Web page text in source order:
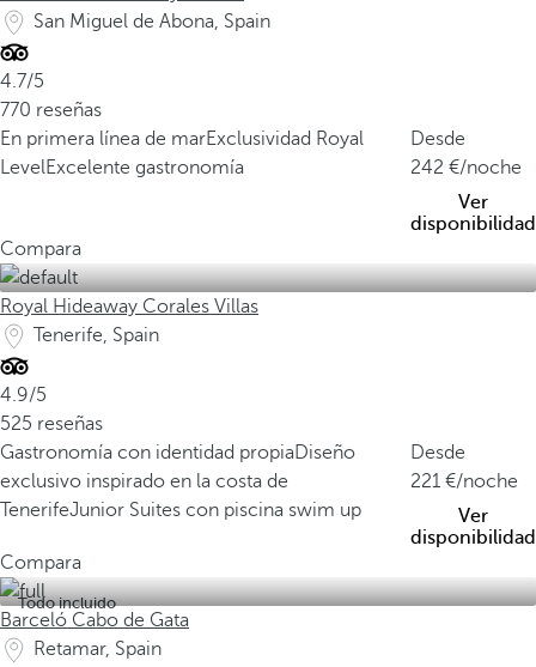
San Miguel de Abona, Spain
4.7/5
770 reseñas
En primera línea de marExclusividad Royal
LevelExcelente gastronomía
Desde
242
/noche
Ver
disponibilidad
Compara
Royal Hideaway Corales Villas
Tenerife, Spain
4.9/5
525 reseñas
Gastronomía con identidad propiaDiseño
exclusivo inspirado en la costa de
TenerifeJunior Suites con piscina swim up
Desde
221
/noche
Ver
disponibilidad
Compara
Todo incluido
Barceló Cabo de Gata
Retamar, Spain